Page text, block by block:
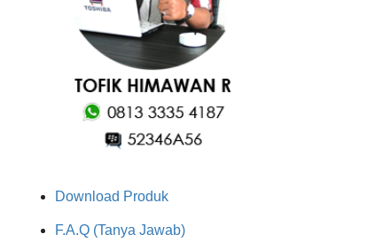
Download Produk
F.A.Q (Tanya Jawab)